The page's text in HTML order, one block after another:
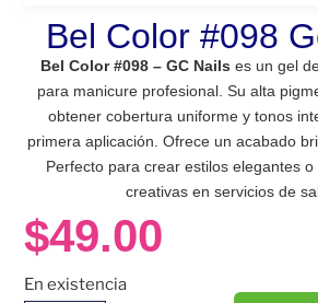
Bel Color #098
Bel Color #098 – GC Nails es un gel
para manicure profesional. Su alta
obtener cobertura uniforme y tonos
primera aplicación. Ofrece un acabado
Perfecto para crear estilos elegantes
creativas en servicios de
$49.00
En existencia